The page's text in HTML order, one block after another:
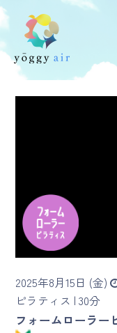
受講の流れ
yoggy store
yoggy magazine
yoggy mommy
2025年8月15日 (金)
ピラティス | 30分
フォームローラー